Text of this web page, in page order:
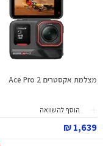
מצלמת אקסטרים Ace Pro 2
הוסף להשוואה
1,639 ₪